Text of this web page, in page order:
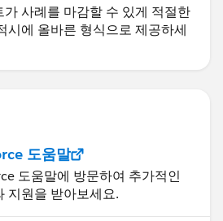
가 사례를 마감할 수 있게 적절한
시에 올바른 형식으로 제공하세
도움말
도움말에 방문하여 추가적인
지원을 받아보세요.